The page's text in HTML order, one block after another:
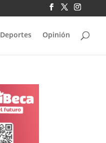
Deportes Opinión